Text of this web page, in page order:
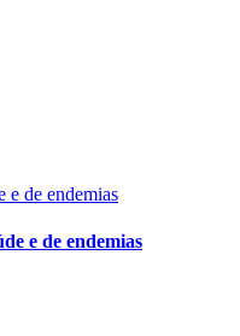
e de endemias
e de endemias